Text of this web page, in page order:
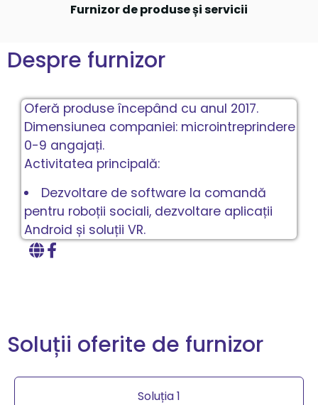
Furnizor de produse și servicii
Despre furnizor
Oferă produse începând cu anul 2017.
Dimensiunea companiei: microintreprindere
0-9 angajați.
Activitatea principală:
Dezvoltare de software la comandă
pentru roboții sociali, dezvoltare aplicații
Android și soluții VR.
Soluții oferite de furnizor
Soluția 1